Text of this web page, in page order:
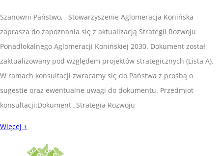
Szanowni Państwo, Stowarzyszenie Aglomeracja Konińska
zaprasza do zapoznania się z aktualizacją Strategii Rozwoju
Ponadlokalnego Aglomeracji Konińskiej 2030. Dokument został
zaktualizowany pod względem projektów strategicznych (Lista A).
W ramach konsultacji zwracamy się do Państwa z prośbą o
sugestie oraz ewentualne uwagi do dokumentu. Przedmiot
konsultacji:Dokument „Strategia Rozwoju
Więcej +